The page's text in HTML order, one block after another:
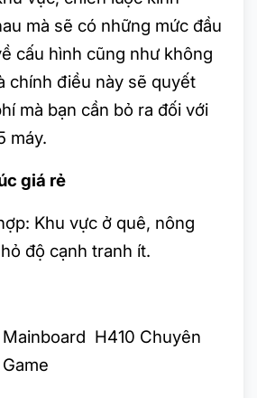
mà sẽ có những mức đầu
cấu hình cũng như không
chính điều này sẽ quyết
mà bạn cần bỏ ra đối với
máy.
giá rẻ
Khu vực ở quê, nông
độ cạnh tranh ít.
Mainboard H410 Chuyên
Game